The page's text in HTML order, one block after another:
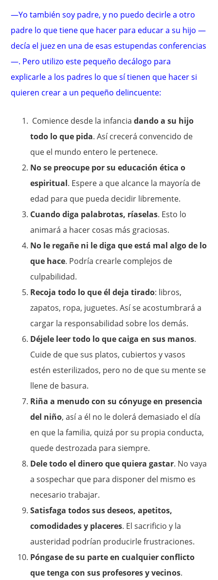
—Yo también soy padre, y no puedo decirle a otro
padre lo que tiene que hacer para educar a su hijo —
decía el juez en una de esas estupendas conferencias
—. Pero utilizo este pequeño decálogo para
explicarle a los padres lo que sí tienen que hacer si
quieren crear a un pequeño delincuente:
Comience desde la infanciadando a su hijo
todo lo que pida. Así crecerá convencido de
que el mundo entero le pertenece.
No se preocupe por su educación ética o
espiritual. Espere a que alcance la mayoría de
edad para que pueda decidir libremente.
Cuando diga palabrotas, ríaselas. Esto lo
animará a hacer cosas más graciosas.
No le regañe ni le diga que está mal algo de lo
que hace. Podría crearle complejos de
culpabilidad.
Recoja todo lo que él deja tirado: libros,
zapatos, ropa, juguetes. Así se acostumbrará a
cargar la responsabilidad sobre los demás.
Déjele leer todo lo que caiga en sus manos.
Cuide de que sus platos, cubiertos y vasos
estén esterilizados, pero no de que su mente se
llene de basura.
Riña a menudo con su cónyuge en presencia
del niño, así a él no le dolerá demasiado el día
en que la familia, quizá por su propia conducta,
quede destrozada para siempre.
Dele todo el dinero que quiera gastar. No vaya
a sospechar que para disponer del mismo es
necesario trabajar.
Satisfaga todos sus deseos, apetitos,
comodidades y placeres. El sacrificio y la
austeridad podrían producirle frustraciones.
Póngase de su parte en cualquier conflicto
que tenga con sus profesores y vecinos.